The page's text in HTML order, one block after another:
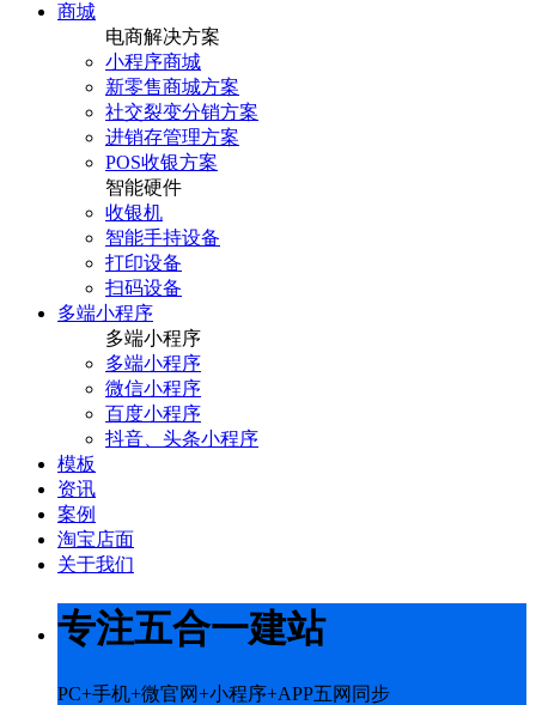
商城
电商解决方案
小程序商城
新零售商城方案
社交裂变分销方案
进销存管理方案
POS收银方案
智能硬件
收银机
智能手持设备
打印设备
扫码设备
多端小程序
多端小程序
多端小程序
微信小程序
百度小程序
抖音、头条小程序
模板
资讯
案例
淘宝店面
关于我们
专注五合一建站
PC+手机+微官网+小程序+APP五网同步